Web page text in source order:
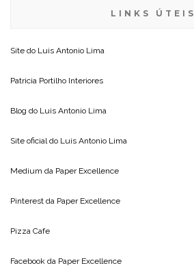
LINKS ÚTEIS
Site do Luis Antonio Lima
Patricia Portilho Interiores
Blog do Luis Antonio Lima
Site oficial do Luis Antonio Lima
Medium da Paper Excellence
Pinterest da Paper Excellence
Pizza Cafe
Facebook da Paper Excellence